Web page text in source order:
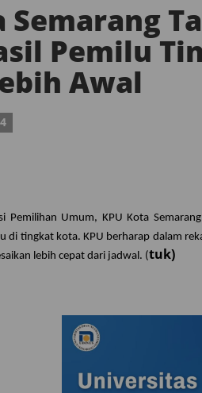
Semarang
Pemilu
Awal
Pemilihan Umum, KPU Kota
di tingkat kota. KPU berharap dalam
lebih cepat dari jadwal. (tuk)